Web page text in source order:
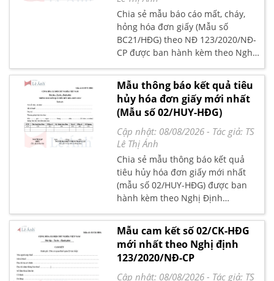
Chia sẻ mẫu báo cáo mất, cháy,
hỏng hóa đơn giấy (Mẫu số
BC21/HĐG) theo NĐ 123/2020/NĐ-
CP được ban hành kèm theo Nghị
Định 123/2020/NĐ-CP quy định về
hóa đơn chứng từ
Mẫu thông báo kết quả tiêu
hủy hóa đơn giấy mới nhất
(Mẫu số 02/HUY-HĐG)
Cập nhật: 08/08/2026 - Tác giả: TS
Lê Thị Ánh
Chia sẻ mẫu thông báo kết quả
tiêu hủy hóa đơn giấy mới nhất
(mẫu số 02/HUY-HĐG) được ban
hành kèm theo Nghị Định
123/2020/NĐ-CP quy định về hóa
đơn chứng từ
Mẫu cam kết số 02/CK-HĐG
mới nhất theo Nghị định
123/2020/NĐ-CP
Cập nhật: 08/08/2026 - Tác giả: TS